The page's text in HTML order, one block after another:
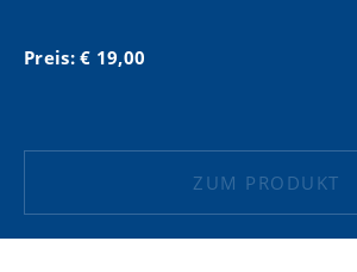
Preis: € 19,00
ZUM PRODUKT